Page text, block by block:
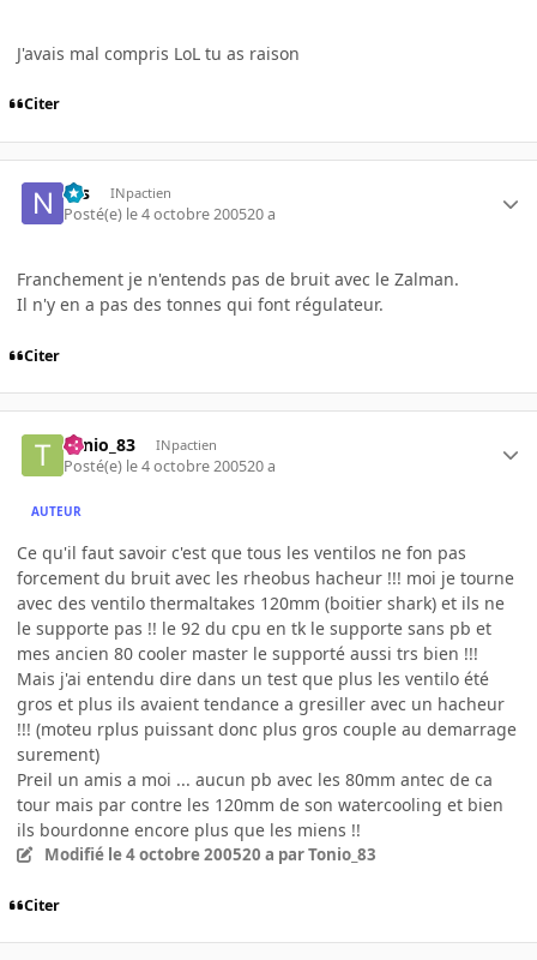
J'avais mal compris LoL tu as raison
Citer
Nis INpactien
Posté(e) le 4 octobre 200520 a
Franchement je n'entends pas de bruit avec le Zalman.
Il n'y en a pas des tonnes qui font régulateur.
Citer
Tonio_83 INpactien
Posté(e) le 4 octobre 200520 a
AUTEUR
Ce qu'il faut savoir c'est que tous les ventilos ne fon pas
forcement du bruit avec les rheobus hacheur !!! moi je tourne
avec des ventilo thermaltakes 120mm (boitier shark) et ils ne
le supporte pas !! le 92 du cpu en tk le supporte sans pb et
mes ancien 80 cooler master le supporté aussi trs bien !!!
Mais j'ai entendu dire dans un test que plus les ventilo été
gros et plus ils avaient tendance a gresiller avec un hacheur
!!! (moteu rplus puissant donc plus gros couple au demarrage
surement)
Preil un amis a moi ... aucun pb avec les 80mm antec de ca
tour mais par contre les 120mm de son watercooling et bien
ils bourdonne encore plus que les miens !!
Modifié le 4 octobre 200520 a par Tonio_83
Citer